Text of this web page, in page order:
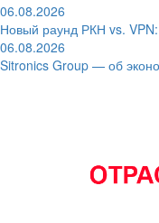
06.08.2026
Новый раунд РКН vs.
06.08.2026
Sitronics Group — об